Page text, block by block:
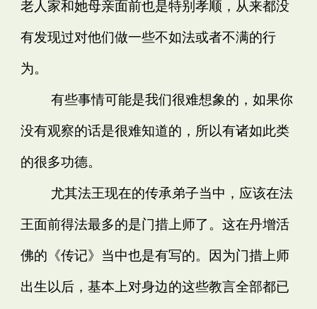
老人家和她母亲面前也是特别孝顺，从来都没
有发现过对他们做一些不如法或者不满的行
为。
有些事情可能是我们很难想象的，如果你
没有观察的话是很难知道的，所以有诸如此类
的很多功德。
尤其法王现在的传承弟子当中，应该在法
王面前得法最多的是门措上师了。这在丹增活
佛的《传记》当中也是有写的。因为门措上师
出生以后，基本上对身边的这些教言全部都已